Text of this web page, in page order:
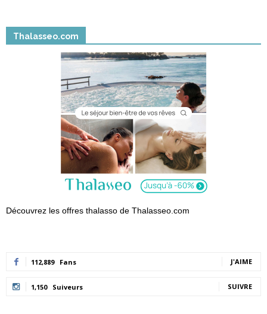
Thalasseo.com
Découvrez les offres thalasso de Thalasseo.com
112,889 Fans J'AIME
1,150 Suiveurs SUIVRE